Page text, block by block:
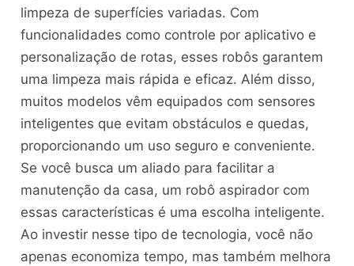
limpeza de superfícies variadas. Com
funcionalidades como controle por aplicativo e
personalização de rotas, esses robôs garantem
uma limpeza mais rápida e eficaz. Além disso,
muitos modelos vêm equipados com sensores
inteligentes que evitam obstáculos e quedas,
proporcionando um uso seguro e conveniente.
Se você busca um aliado para facilitar a
manutenção da casa, um robô aspirador com
essas características é uma escolha inteligente.
Ao investir nesse tipo de tecnologia, você não
apenas economiza tempo, mas também melhora